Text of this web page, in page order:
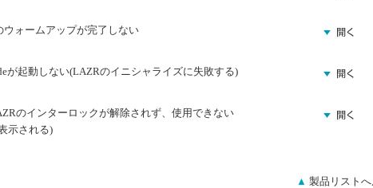
ウォームアップが完了しない
が起動しない(LAZRのイニシャライズに失敗する)
のインターロックが解除されず、使用できない
示される)
▲ 製品リスト